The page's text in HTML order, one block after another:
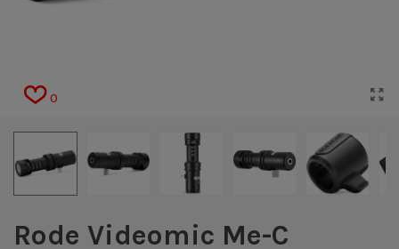
0
Rode Videomic Me-C